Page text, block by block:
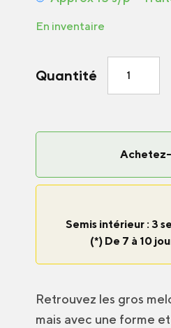
En inventaire
Quantité
Melon
F1
Achetez-
Semis intérieur : 3
(*) De 7 à 10
Retrouvez les gros
mais avec une forme